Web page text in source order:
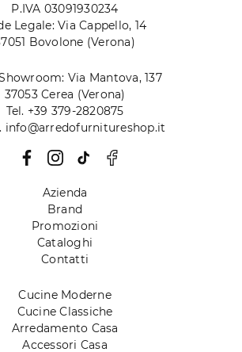
P.IVA 03091930234
Legale: Via Cappello, 14
Bovolone (Verona)
Via Mantova, 137
37053 Cerea (Verona)
Tel. +39 379-2820875
info@arredofurnitureshop.it
Azienda
Brand
Promozioni
Cataloghi
Contatti
Cucine Moderne
Cucine Classiche
Arredamento Casa
Accessori Casa